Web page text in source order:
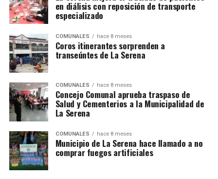
en diálisis con reposición de transporte
especializado
COMUNALES hace 8 meses
Coros itinerantes sorprenden a
transeúntes de La Serena
COMUNALES hace 8 meses
Concejo Comunal aprueba traspaso de
Salud y Cementerios a la Municipalidad de
La Serena
COMUNALES hace 8 meses
Municipio de La Serena hace llamado a no
comprar fuegos artificiales